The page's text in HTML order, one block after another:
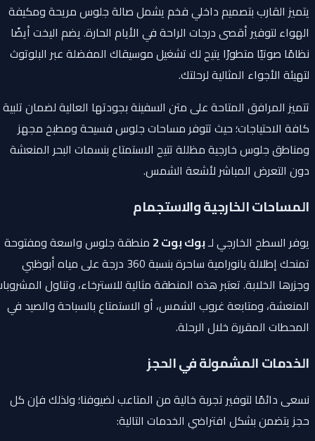
يتميز القارب بتصميم داخلي فخم يشمل صالة جلوس مريحة ومكيفة
الهواء لتوفير أقصى درجات الراحة في الأيام الحارة. يضم اليخت أيضًا
نظامًا صوتيًا متطورًا يتيح لك تشغيل موسيقاك المفضلة عبر البلوتوث
لتهيئة الأجواء المثالية لرحلتك.
تتميز المرافق المتاحة على متن السفينة بجودتها العالية لضمان تلبية
كافة الاحتياجات؛ حيث تتوفر مساحات جلوس فسيحة ومطبخ مجهز
ومناطق جلوس خارجية مظللة تتيح الاستمتاع بنسمات البحر المنعشة
دون التعرض المباشر لأشعة الشمس.
المساحات الخارجية والاستجمام
يوفر السطح الخارجي لـبوك بوت 2 منطقة جلوس واسعة ومفتوحة
تمنحك إطلالة بانورامية ساحرة بنسبة 360 درجة على مياه أبوظبي
وجزرها الخلابة. تعتبر هذه المنطقة مثالية للاسترخاء، وتناول المشروبات
المنعشة، ومتابعة غروب الشمس، أو الاستمتاع بالسباحة والصيد في
المحطات المقررة خلال الرحلة.
الخدمات المشمولة في الحجز
نسعى دائمًا لتوفير تجربة خالية من المتاعب لضيوفنا؛ ولذلك فإن كل
حجز يتضمن بشكل افتراضي الخدمات التالية: